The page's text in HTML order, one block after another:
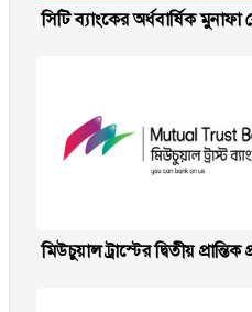
সিটি ব্যাংকের অর্ধবার্ষিক মুনাফা
মিউচুয়াল ট্রাস্টের দ্বিতীয় প্রান্তিক